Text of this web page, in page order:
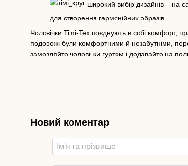
широкий вибір дизайнів – на
для створення гармонійних образів.
Чоловічки Timi-Tex поєднують в собі комфорт,
подорожі були комфортними й незабутніми,
замовляйте чоловічки гуртом і додавайте на
Новий коментар